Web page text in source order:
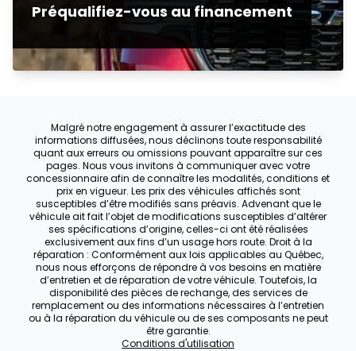
Préqualifiez-vous au financement
Malgré notre engagement à assurer l’exactitude des
informations diffusées, nous déclinons toute responsabilité
quant aux erreurs ou omissions pouvant apparaître sur ces
pages. Nous vous invitons à communiquer avec votre
concessionnaire afin de connaître les modalités, conditions et
prix en vigueur. Les prix des véhicules affichés sont
susceptibles d’être modifiés sans préavis. Advenant que le
véhicule ait fait l’objet de modifications susceptibles d’altérer
ses spécifications d’origine, celles-ci ont été réalisées
exclusivement aux fins d’un usage hors route. Droit à la
réparation : Conformément aux lois applicables au Québec,
nous nous efforçons de répondre à vos besoins en matière
d’entretien et de réparation de votre véhicule. Toutefois, la
disponibilité des pièces de rechange, des services de
remplacement ou des informations nécessaires à l’entretien
ou à la réparation du véhicule ou de ses composants ne peut
être garantie.
Conditions d'utilisation